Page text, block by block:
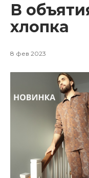
В
хлопка
8 фев 2023